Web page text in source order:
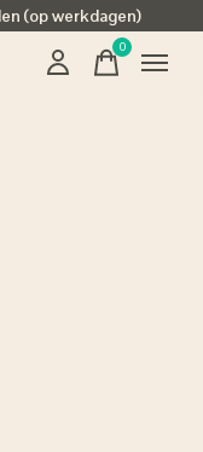
(op werkdagen)
0items